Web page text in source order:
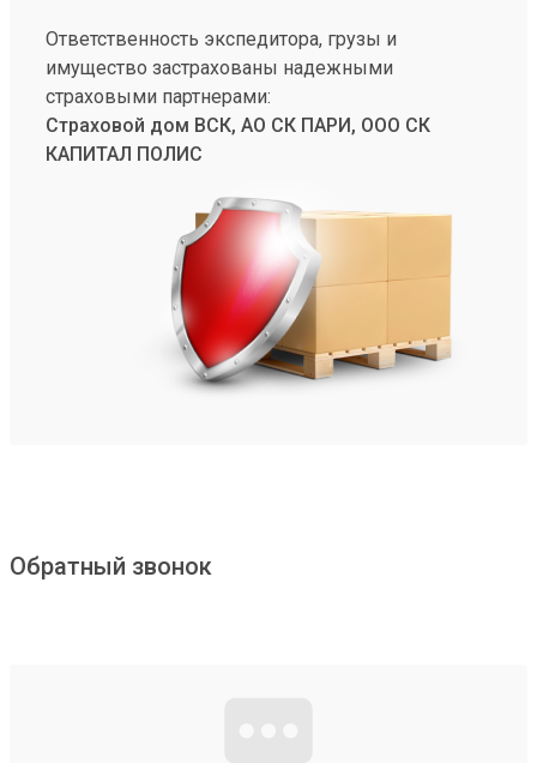
Ответственность экспедитора, грузы и
имущество застрахованы надежными
страховыми партнерами:
Страховой дом ВСК, АО СК ПАРИ, ООО СК
КАПИТАЛ ПОЛИС
Обратный звонок